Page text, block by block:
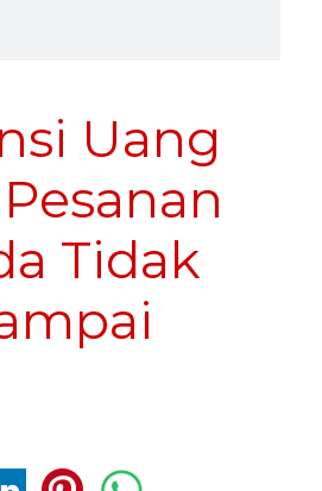
Uang
Tidak